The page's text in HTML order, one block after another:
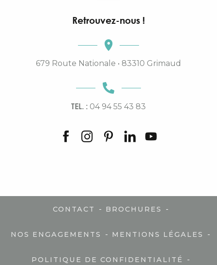
Retrouvez-nous !
679 Route Nationale • 83310 Grimaud
TEL. : 04 94 55 43 83
CONTACT - BROCHURES -
NOS ENGAGEMENTS - MENTIONS LÉGALES -
POLITIQUE DE CONFIDENTIALITÉ -